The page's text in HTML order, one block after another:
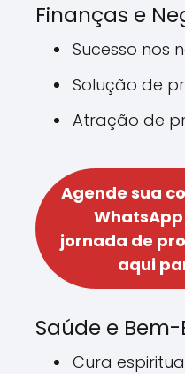
Finanças e
Sucesso nos
Solução de
Atração de
Agende sua
jornada de
aqui
Saúde e
Cura